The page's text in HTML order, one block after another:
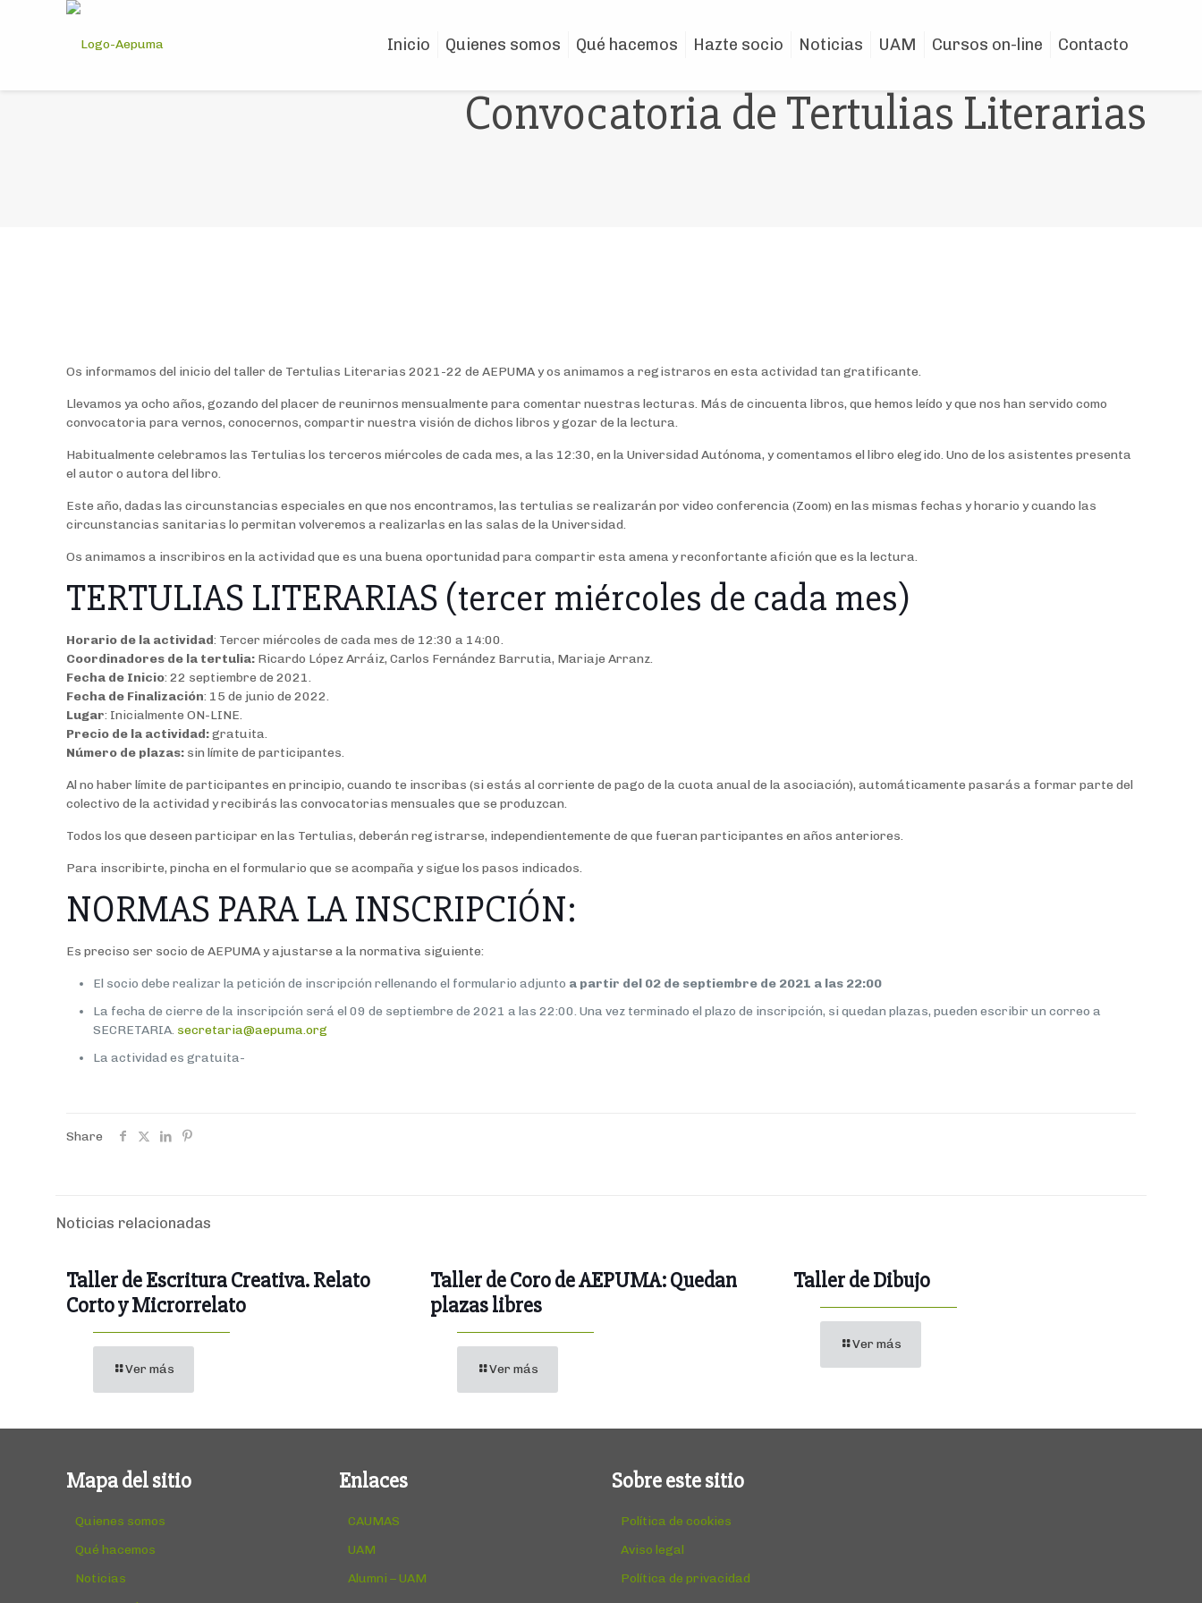
Inicio Quienes somos Qué hacemos Hazte socio Noticias UAM Cursos on-line Contacto
Convocatoria de Tertulias Literarias
Os informamos del inicio del taller de Tertulias Literarias 2021-22 de AEPUMA y os animamos a registraros en esta actividad tan gratificante.
Llevamos ya ocho años, gozando del placer de reunirnos mensualmente para comentar nuestras lecturas. Más de cincuenta libros, que hemos leído y que nos han servido como
convocatoria para vernos, conocernos, compartir nuestra visión de dichos libros y gozar de la lectura.
Habitualmente celebramos las Tertulias los terceros miércoles de cada mes, a las 12:30, en la Universidad Autónoma, y comentamos el libro elegido. Uno de los asistentes presenta
el autor o autora del libro.
Este año, dadas las circunstancias especiales en que nos encontramos, las tertulias se realizarán por video conferencia (Zoom) en las mismas fechas y horario y cuando las
circunstancias sanitarias lo permitan volveremos a realizarlas en las salas de la Universidad.
Os animamos a inscribiros en la actividad que es una buena oportunidad para compartir esta amena y reconfortante afición que es la lectura.
TERTULIAS LITERARIAS (tercer miércoles de cada mes)
Horario de la actividad: Tercer miércoles de cada mes de 12:30 a 14:00.
Coordinadores de la tertulia: Ricardo López Arráiz, Carlos Fernández Barrutia, Mariaje Arranz.
Fecha de Inicio: 22 septiembre de 2021.
Fecha de Finalización: 15 de junio de 2022.
Lugar: Inicialmente ON-LINE.
Precio de la actividad:gratuita.
Número de plazas: sin límite de participantes.
Al no haber límite de participantes en principio, cuando te inscribas (si estás al corriente de pago de la cuota anual de la asociación), automáticamente pasarás a formar parte del
colectivo de la actividad y recibirás las convocatorias mensuales que se produzcan.
Todos los que deseen participar en las Tertulias, deberán registrarse, independientemente de que fueran participantes en años anteriores.
Para inscribirte, pincha en el formulario que se acompaña y sigue los pasos indicados.
NORMAS PARA LA INSCRIPCIÓN:
Es preciso ser socio de AEPUMA y ajustarse a la normativa siguiente:
El socio debe realizar la petición de inscripción rellenando el formulario adjunto a partir del 02 de septiembre de 2021 a las 22:00
La fecha de cierre de la inscripción será el 09 de septiembre de 2021 a las 22:00. Una vez terminado el plazo de inscripción, si quedan plazas, pueden escribir un correo a
SECRETARIA. secretaria@aepuma.org
La actividad es gratuita-
Share
Noticias relacionadas
Taller de Escritura Creativa. Relato
Corto y Microrrelato
Ver más
Taller de Coro de AEPUMA: Quedan
plazas libres
Ver más
Taller de Dibujo
Ver más
Mapa del sitio
Quienes somos
Qué hacemos
Noticias
Enlaces
CAUMAS
UAM
Alumni – UAM
Sobre este sitio
Política de cookies
Aviso legal
Política de privacidad